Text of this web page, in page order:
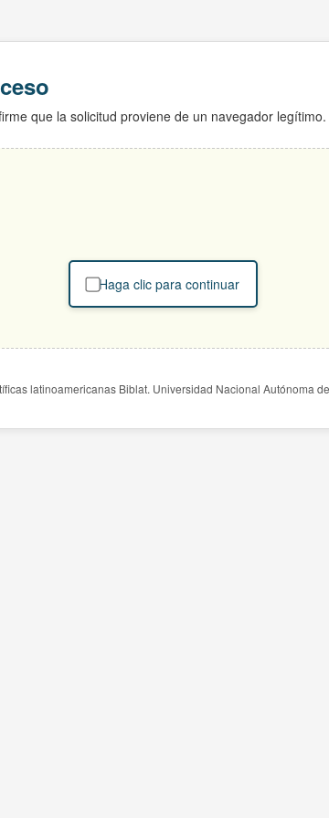
que la solicitud proviene de un navegador legítimo.
Haga clic para continuar
latinoamericanas Biblat. Universidad Nacional Autónoma